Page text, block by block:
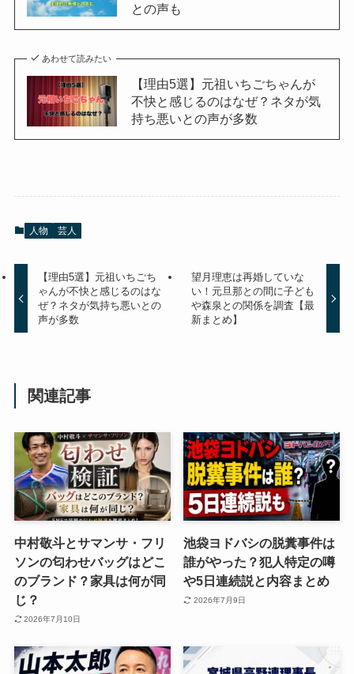
との声も
あわせて読みたい
【理由5選】元祖いちごちゃんが
不快と感じるのはなぜ？ネタが気
持ち悪いとの声が多数
人物 芸人
【理由5選】元祖いちごち
ゃんが不快と感じるのはな
ぜ？ネタが気持ち悪いとの
声が多数
望月理恵は再婚していな
い！元旦那との間に子ども
や森泉との関係を調査【最
新まとめ】
関連記事
中村敬斗とサマンサ・フリ
ソンの匂わせバッグはどこ
のブランド？家具は何が同
じ？
2026年7月10日
池袋ヨドバシの脱糞事件は
誰がやった？犯人特定の噂
や5日連続説と内容まとめ
2026年7月9日